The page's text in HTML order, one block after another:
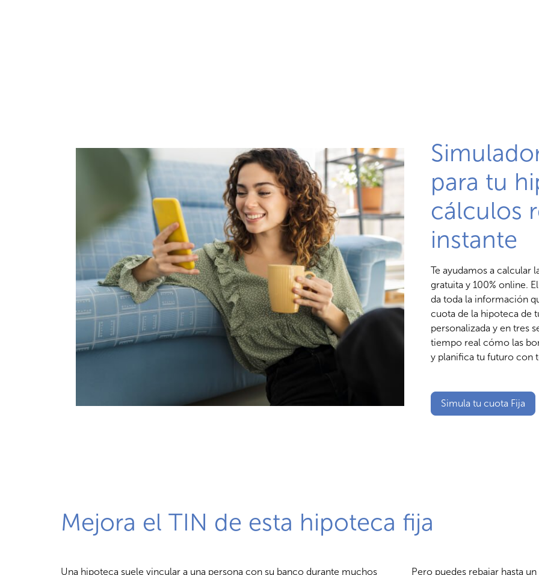
para tu
cálculos
instante
Te ayudamos a calcular
gratuita y 100% online.
da toda la información
cuota de la hipoteca de
personalizada y en tres
tiempo real cómo las
y planifica tu futuro con
Simula tu cuota Fija
Mejora el TIN de esta hipoteca fija
Una hipoteca suele vincular a una persona con su banco durante muchos Pero puedes rebajar hasta un